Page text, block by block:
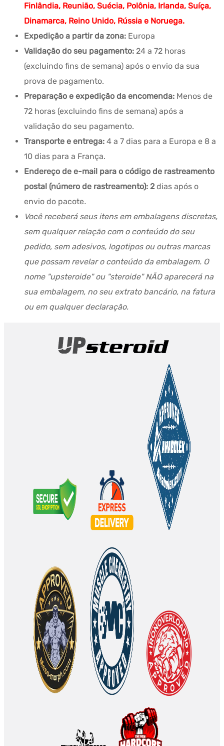
Finlândia, Reunião, Suécia, Polônia, Irlanda, Suíça,
Dinamarca, Reino Unido, Rússia e Noruega.
Expedição a partir da zona: Europa
Validação do seu pagamento: 24 a 72 horas
(excluindo fins de semana) após o envio da sua
prova de pagamento.
Preparação e expedição da encomenda: Menos de
72 horas (excluindo fins de semana) após a
validação do seu pagamento.
Transporte e entrega: 4 a 7 dias para a Europa e 8 a
10 dias para a França.
Endereço de e-mail para o código de rastreamento
postal (número de rastreamento): 2dias após o
envio do pacote.
Você receberá seus itens em embalagens discretas,
sem qualquer relação com o conteúdo do seu
pedido, sem adesivos, logotipos ou outras marcas
que possam revelar o conteúdo da embalagem. O
nome "upsteroide" ou "steroide" NÃO aparecerá na
sua embalagem, no seu extrato bancário, na fatura
ou em qualquer declaração.